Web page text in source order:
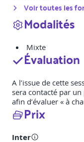
Voir toutes les
Modalités
Mixte
Évaluation
A l’issue de cette
sera contacté par
afin d’évaluer « à
Prix
Inter